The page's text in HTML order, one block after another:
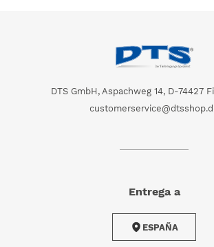
DTS GmbH, Aspachweg 14, D-74427
Entrega a
ESPAÑA